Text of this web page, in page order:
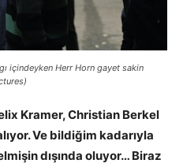
içindeyken Herr Horn gayet sakin
Kramer, Christian Berkel
Ve bildiğim kadarıyla
dışında oluyor… Biraz